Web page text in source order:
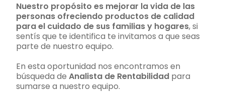
Nuestro propósito es mejorar la vida de las
personas ofreciendo productos de calidad
para el cuidado de sus familias y hogares, si
sentís que te identifica te invitamos a que seas
parte de nuestro equipo.
En esta oportunidad nos encontramos en
búsqueda de Analista de Rentabilidad para
sumarse a nuestro equipo.